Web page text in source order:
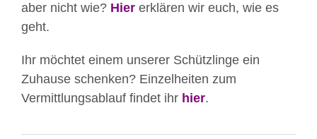
aber nicht wie? Hier erklären wir euch, wie es
geht.
Ihr möchtet einem unserer Schützlinge ein
Zuhause schenken? Einzelheiten zum
Vermittlungsablauf findet ihr hier.